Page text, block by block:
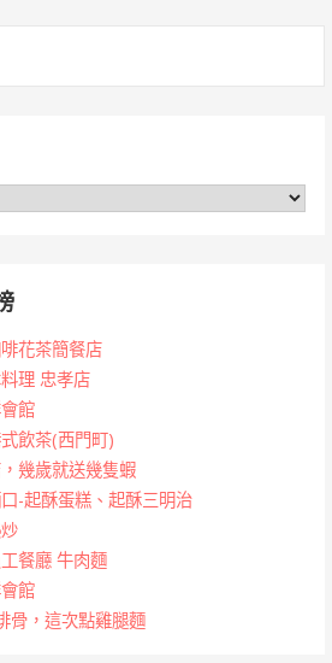
花茶簡餐店
理 忠孝店
館
飲茶(西門町)
幾歲就送幾隻蝦
口-起酥蛋糕、起酥三明治
餐廳 牛肉麵
館
骨，這次點雞腿麵